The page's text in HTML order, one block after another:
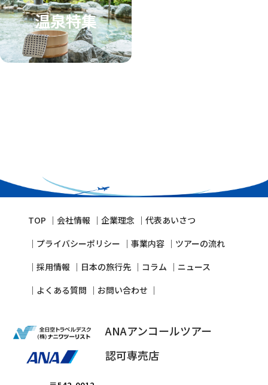
温泉特集
TOP 会社情報 企業理念
代表あいさつ
プライバシーポリシー
事業内容
ツアーの流れ
採⽤情報
⽇本の旅⾏先 コラム
ニュース
よくある質問
お問い合わせ
ANAアンコールツアー
認可専売店